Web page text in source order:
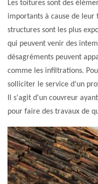
Les toitures sont des
importants à cause de
structures sont les plus
qui peuvent venir des
désagréments peuvent
comme les infiltrations.
solliciter le service d'un
Il s'agit d'un couvreur
pour faire des travaux de